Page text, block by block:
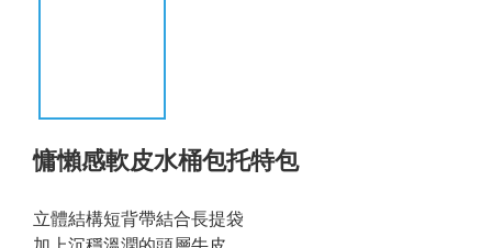
慵懶感軟皮水桶包托特包
立體結構短背帶結合長提袋